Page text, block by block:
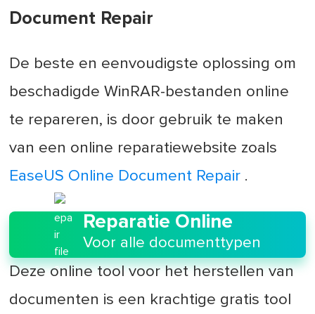
Document Repair
De beste en eenvoudigste oplossing om
beschadigde WinRAR-bestanden online
te repareren, is door gebruik te maken
van een online reparatiewebsite zoals
EaseUS Online Document Repair .
Reparatie Online
Voor alle documenttypen
Deze online tool voor het herstellen van
documenten is een krachtige gratis tool